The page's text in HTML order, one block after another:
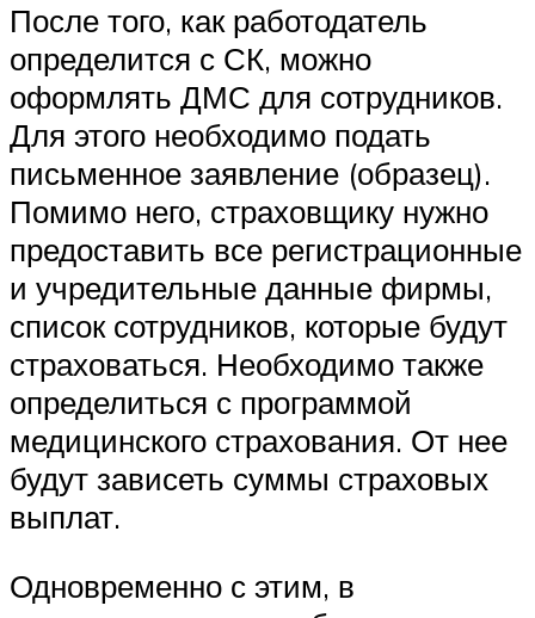
После того, как работодатель
определится с СК, можно
оформлять ДМС для сотрудников.
Для этого необходимо подать
письменное заявление (образец).
Помимо него, страховщику нужно
предоставить все регистрационные
и учредительные данные фирмы,
список сотрудников, которые будут
страховаться. Необходимо также
определиться с программой
медицинского страхования. От нее
будут зависеть суммы страховых
выплат.
Одновременно с этим, в